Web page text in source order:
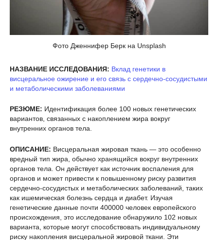
Фото Дженнифер Берк на Unsplash
НАЗВАНИЕ ИССЛЕДОВАНИЯ: Вклад генетики в
висцеральное ожирение и его связь с сердечно-сосудистыми
и метаболическими заболеваниями
РЕЗЮМЕ: Идентификация более 100 новых генетических
вариантов, связанных с накоплением жира вокруг
внутренних органов тела.
ОПИСАНИЕ: Висцеральная жировая ткань — это особенно
вредный тип жира, обычно хранящийся вокруг внутренних
органов тела. Он действует как источник воспаления для
органов и может привести к повышенному риску развития
сердечно-сосудистых и метаболических заболеваний, таких
как ишемическая болезнь сердца и диабет. Изучая
генетические данные почти 400000 человек европейского
происхождения, это исследование обнаружило 102 новых
варианта, которые могут способствовать индивидуальному
риску накопления висцеральной жировой ткани. Эти